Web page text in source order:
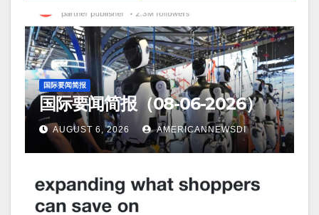
国际要闻简报
国际要闻简报（08-06-2026）
AUGUST 6, 2026 AMERICANNEWSDI